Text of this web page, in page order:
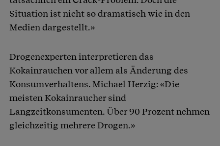
Situation ist nicht so dramatisch wie in den
Medien dargestellt.»
Drogenexperten interpretieren das
Kokainrauchen vor allem als Änderung des
Konsumverhaltens. Michael Herzig: «Die
meisten Kokainraucher sind
Langzeitkonsumenten. Über 90 Prozent nehmen
gleichzeitig mehrere Drogen.»